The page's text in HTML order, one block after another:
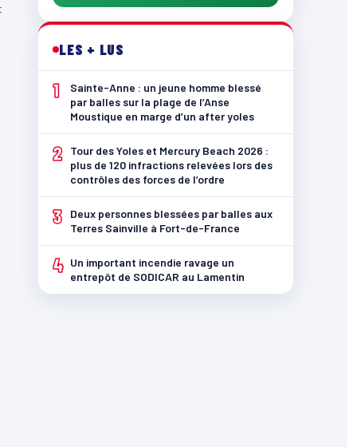
LES + LUS
1
Sainte-Anne : un jeune homme blessé
par balles sur la plage de l’Anse
Moustique en marge d’un after yoles
2
Tour des Yoles et Mercury Beach 2026 :
plus de 120 infractions relevées lors des
contrôles des forces de l’ordre
3
Deux personnes blessées par balles aux
Terres Sainville à Fort-de-France
4 Un important incendie ravage un
entrepôt de SODICAR au Lamentin